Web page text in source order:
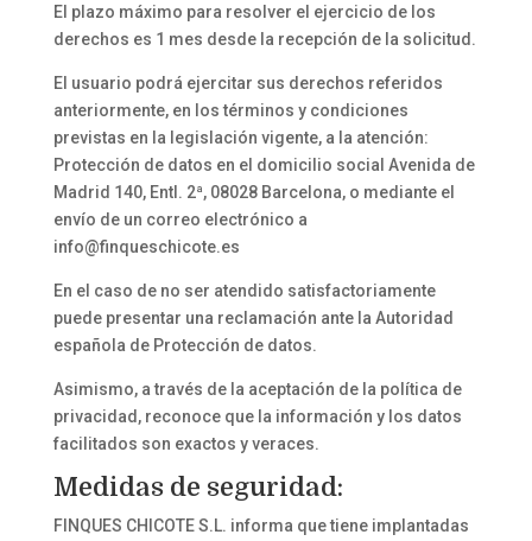
El plazo máximo para resolver el ejercicio de los
derechos es 1 mes desde la recepción de la solicitud.
El usuario podrá ejercitar sus derechos referidos
anteriormente, en los términos y condiciones
previstas en la legislación vigente, a la atención:
Protección de datos en el domicilio social Avenida de
Madrid 140, Entl. 2ª, 08028 Barcelona, o mediante el
envío de un correo electrónico a
info@finqueschicote.es
En el caso de no ser atendido satisfactoriamente
puede presentar una reclamación ante la Autoridad
española de Protección de datos.
Asimismo, a través de la aceptación de la política de
privacidad, reconoce que la información y los datos
facilitados son exactos y veraces.
Medidas de seguridad:
FINQUES CHICOTE S.L. informa que tiene implantadas